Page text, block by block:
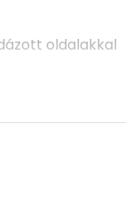
oldalakkal
és stílusú
különböző
fehér.